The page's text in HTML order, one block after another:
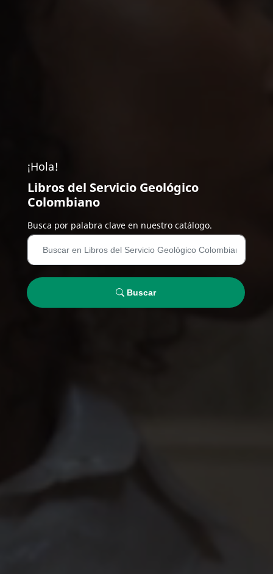
¡Hola!
Libros del Servicio Geológico
Colombiano
Busca por palabra clave en nuestro catálogo.
Buscar